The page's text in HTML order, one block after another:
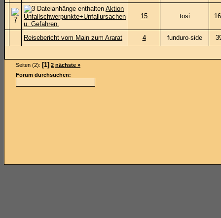
Aktion
Unfallschwerpunkte+Unfallursachen
u. Gefahren.
15 tosi
Reisebericht vom Main zum Ararat 4 funduro-side
Seiten (2): [1] 2 nächste »
Forum durchsuchen: